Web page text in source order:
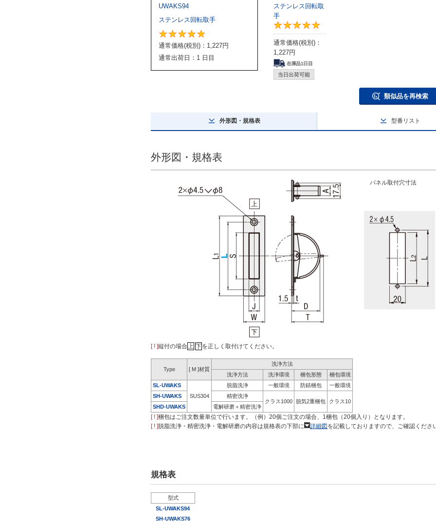
UWAKS94
ステンレス回転取手
通常価格(税別)： 1,227円
通常出荷日：1 日目
ステンレス回転取
手
通常価格(税別)：
1,227円
在庫品1日目
当日出荷可能
類似品を再検索
外形図・規格表 型番リスト
外形図・規格表
パネル取付穴寸法
[ ! ]縦付の場合上 下を正しく取付けてください。
Type [ M ]材質
洗浄方法
洗浄方法
洗浄環境 梱包形態
梱包環境
SL-UWAKS
SUS304
脱脂洗浄 一般環境 防錆梱包
一般環境
SH-UWAKS
精密洗浄
クラス1000
脱気2重梱包
クラス10
SHD-UWAKS
電解研磨＋精密洗浄
[ ! ]梱包はご注文数量単位で行います。（例）20個ご注文の場合、1梱包（20個入り）となります。
[ ! ] 脱脂洗浄・精密洗浄・電解研磨の内容は規格表の下部に 詳細図 を記載しておりますので、ご確認くださ
規格表
型式
SL-UWAKS94
SH-UWAKS76